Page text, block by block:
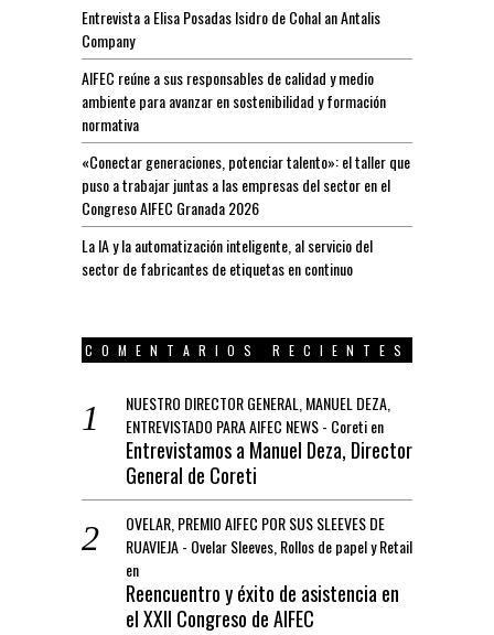
Entrevista a Elisa Posadas Isidro de Cohal an Antalis
Company
AIFEC reúne a sus responsables de calidad y medio
ambiente para avanzar en sostenibilidad y formación
normativa
«Conectar generaciones, potenciar talento»: el taller que
puso a trabajar juntas a las empresas del sector en el
Congreso AIFEC Granada 2026
La IA y la automatización inteligente, al servicio del
sector de fabricantes de etiquetas en continuo
COMENTARIOS RECIENTES
NUESTRO DIRECTOR GENERAL, MANUEL DEZA,
ENTREVISTADO PARA AIFEC NEWS - Coretien
Entrevistamos a Manuel Deza, Director
General de Coreti
OVELAR, PREMIO AIFEC POR SUS SLEEVES DE
RUAVIEJA - Ovelar Sleeves, Rollos de papel y Retail
en
Reencuentro y éxito de asistencia en
el XXII Congreso de AIFEC